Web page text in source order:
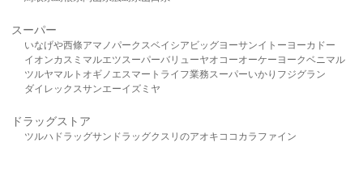
スーパー
いなげや西條アマノパークスベイシア ビッグヨーサンイトーヨーカドー
イオンカスミ マルエツスーパーバリューヤオコーオーケー ヨークベニマル
ツルヤマルト オギノ エスマート ライフ業務スーパーいかり フジグラン
ダイレックスサンエーイズミヤ
ドラッグストア
ツルハドラッグサンドラッグクスリのアオキ ココカラファイン